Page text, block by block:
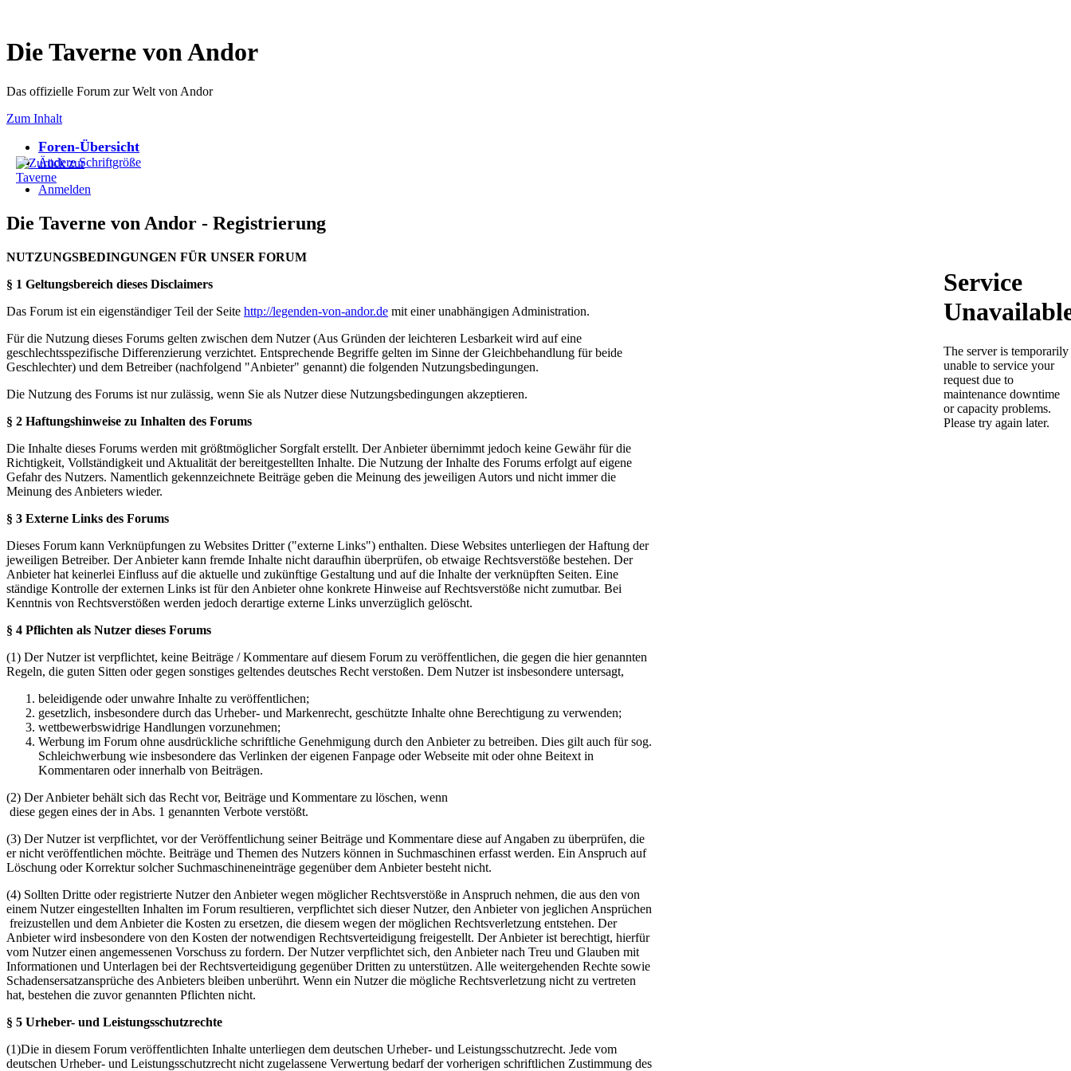
Die Taverne von Andor
Das offizielle Forum zur Welt von Andor
Zum Inhalt
Foren-Übersicht
Ändere Schriftgröße
Anmelden
Die Taverne von Andor - Registrierung
NUTZUNGSBEDINGUNGEN FÜR UNSER FORUM
§ 1 Geltungsbereich dieses Disclaimers
Das Forum ist ein eigenständiger Teil der Seite http://legenden-von-andor.de mit einer unabhängigen Administration.
Für die Nutzung dieses Forums gelten zwischen dem Nutzer (Aus Gründen der leichteren Lesbarkeit wird auf eine
geschlechtsspezifische Differenzierung verzichtet. Entsprechende Begriffe gelten im Sinne der Gleichbehandlung für beide
Geschlechter) und dem Betreiber (nachfolgend "Anbieter" genannt) die folgenden Nutzungsbedingungen.
Die Nutzung des Forums ist nur zulässig, wenn Sie als Nutzer diese Nutzungsbedingungen akzeptieren.
§ 2 Haftungshinweise zu Inhalten des Forums
Die Inhalte dieses Forums werden mit größtmöglicher Sorgfalt erstellt. Der Anbieter übernimmt jedoch keine Gewähr für die
Richtigkeit, Vollständigkeit und Aktualität der bereitgestellten Inhalte. Die Nutzung der Inhalte des Forums erfolgt auf eigene
Gefahr des Nutzers. Namentlich gekennzeichnete Beiträge geben die Meinung des jeweiligen Autors und nicht immer die
Meinung des Anbieters wieder.
§ 3 Externe Links des Forums
Dieses Forum kann Verknüpfungen zu Websites Dritter ("externe Links") enthalten. Diese Websites unterliegen der Haftung der
jeweiligen Betreiber. Der Anbieter kann fremde Inhalte nicht daraufhin überprüfen, ob etwaige Rechtsverstöße bestehen. Der
Anbieter hat keinerlei Einfluss auf die aktuelle und zukünftige Gestaltung und auf die Inhalte der verknüpften Seiten. Eine
ständige Kontrolle der externen Links ist für den Anbieter ohne konkrete Hinweise auf Rechtsverstöße nicht zumutbar. Bei
Kenntnis von Rechtsverstößen werden jedoch derartige externe Links unverzüglich gelöscht.
§ 4 Pflichten als Nutzer dieses Forums
(1) Der Nutzer ist verpflichtet, keine Beiträge / Kommentare auf diesem Forum zu veröffentlichen, die gegen die hier genannten
Regeln, die guten Sitten oder gegen sonstiges geltendes deutsches Recht verstoßen. Dem Nutzer ist insbesondere untersagt,
beleidigende oder unwahre Inhalte zu veröffentlichen;
gesetzlich, insbesondere durch das Urheber- und Markenrecht, geschützte Inhalte ohne Berechtigung zu verwenden;
wettbewerbswidrige Handlungen vorzunehmen;
Werbung im Forum ohne ausdrückliche schriftliche Genehmigung durch den Anbieter zu betreiben. Dies gilt auch für sog.
Schleichwerbung wie insbesondere das Verlinken der eigenen Fanpage oder Webseite mit oder ohne Beitext in
Kommentaren oder innerhalb von Beiträgen.
(2) Der Anbieter behält sich das Recht vor, Beiträge und Kommentare zu löschen, wenn
diese gegen eines der in Abs. 1 genannten Verbote verstößt.
(3) Der Nutzer ist verpflichtet, vor der Veröffentlichung seiner Beiträge und Kommentare diese auf Angaben zu überprüfen, die
er nicht veröffentlichen möchte. Beiträge und Themen des Nutzers können in Suchmaschinen erfasst werden. Ein Anspruch auf
Löschung oder Korrektur solcher Suchmaschineneinträge gegenüber dem Anbieter besteht nicht.
(4) Sollten Dritte oder registrierte Nutzer den Anbieter wegen möglicher Rechtsverstöße in Anspruch nehmen, die aus den von
einem Nutzer eingestellten Inhalten im Forum resultieren, verpflichtet sich dieser Nutzer, den Anbieter von jeglichen Ansprüchen
freizustellen und dem Anbieter die Kosten zu ersetzen, die diesem wegen der möglichen Rechtsverletzung entstehen. Der
Anbieter wird insbesondere von den Kosten der notwendigen Rechtsverteidigung freigestellt. Der Anbieter ist berechtigt, hierfür
vom Nutzer einen angemessenen Vorschuss zu fordern. Der Nutzer verpflichtet sich, den Anbieter nach Treu und Glauben mit
Informationen und Unterlagen bei der Rechtsverteidigung gegenüber Dritten zu unterstützen. Alle weitergehenden Rechte sowie
Schadensersatzansprüche des Anbieters bleiben unberührt. Wenn ein Nutzer die mögliche Rechtsverletzung nicht zu vertreten
hat, bestehen die zuvor genannten Pflichten nicht.
§ 5 Urheber- und Leistungsschutzrechte
(1)Die in diesem Forum veröffentlichten Inhalte unterliegen dem deutschen Urheber- und Leistungsschutzrecht. Jede vom
deutschen Urheber- und Leistungsschutzrecht nicht zugelassene Verwertung bedarf der vorherigen schriftlichen Zustimmung des